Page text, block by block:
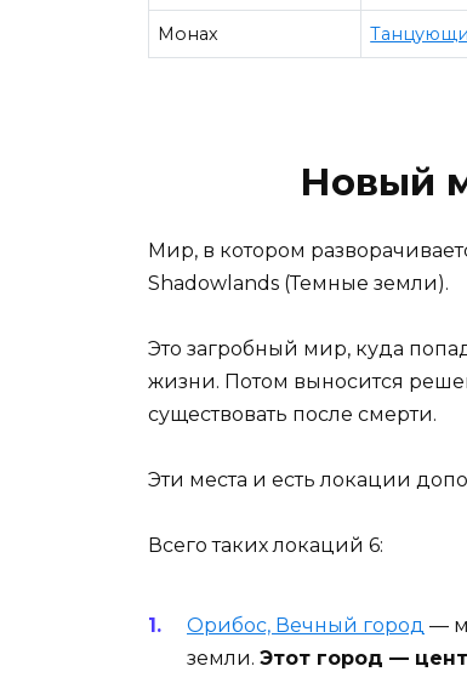
Монах
Новый
Мир, в котором
Shadowlands (Темные земли).
Это загробный мир, куда
жизни. Потом выносится
существовать после смерти.
Эти места и есть локации
Всего таких локаций 6:
Орибос, Вечный город —
земли. Этот город —